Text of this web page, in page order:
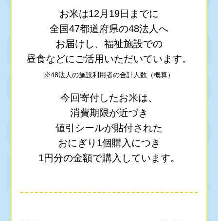
お米は12月19日までに
全国47都道府県の48法人へ
お届けし、 福祉施設での
昼食などにご活用いただいています。
※48法人の施設利用者の合計人数（概算）
今回寄付したお米は、
消費期限が近づき
値引シールが貼付された
おにぎり1個購入につき
1円分の金額で購入しています。